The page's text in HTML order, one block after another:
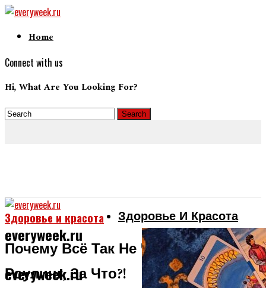
Home
Connect with us
Hi, What Are You Looking For?
everyweek.ru
everyweek.ru
Здоровье И Красота
Здоровье и красота
Почему Всё Так Не Честно?! Джоан
Роулинг, За Что?!